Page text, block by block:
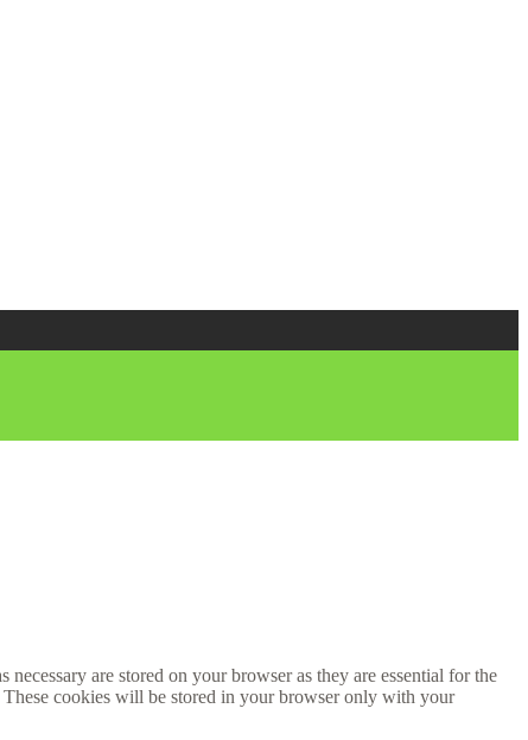
are stored on your browser as they are essential for the
cookies will be stored in your browser only with your